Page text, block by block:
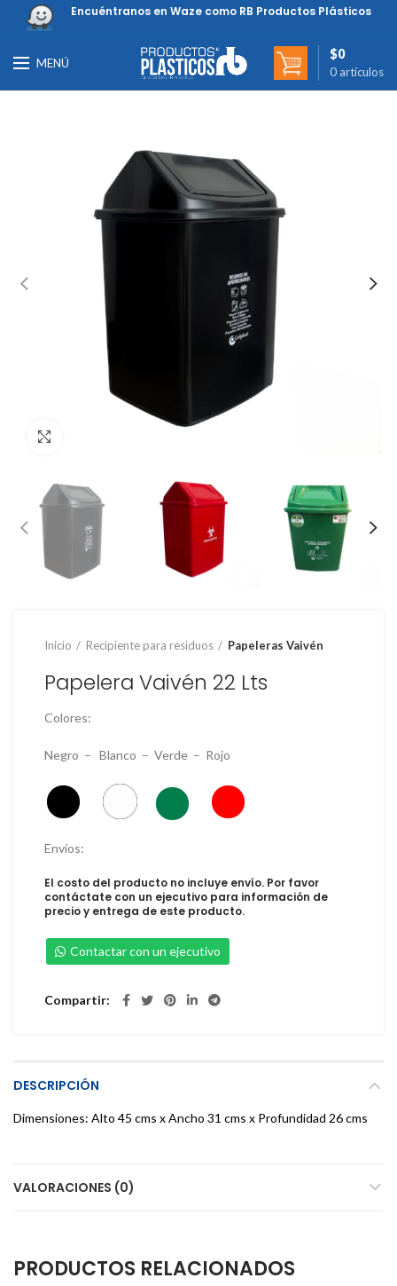
Encuéntranos en Waze como RB Productos Plásticos
MENÚ
0 artículos
$0
Inicio Recipiente para residuos Papeleras Vaivén
Papelera Vaivén 22 Lts
Colores:
Negro – Blanco – Verde – Rojo
Envíos:
El costo del producto no incluye envío. Por favor
contáctate con un ejecutivo para información de
precio y entrega de este producto.
Contactar con un ejecutivo
Compartir
DESCRIPCIÓN
Dimensiones: Alto 45 cms x Ancho 31 cms x Profundidad 26 cms
VALORACIONES (0)
PRODUCTOS RELACIONADOS